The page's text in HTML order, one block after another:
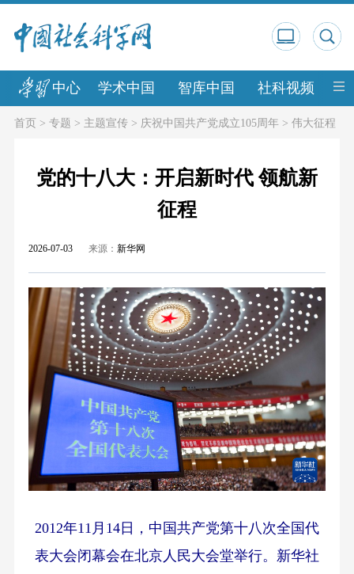
中心 学术中国 智库中国 社科视频 中
首页> 专题 > 主题宣传> 庆祝中国共产党成立105周年> 伟大征程
党的十八大：开启新时代 领航新
征程
2026-07-03 来源： 新华网
2012年11月14日，中国共产党第十八次全国代
表大会闭幕会在北京人民大会堂举行。新华社